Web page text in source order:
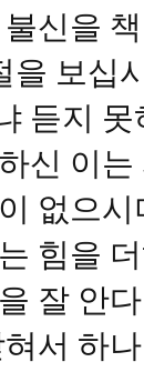
신을
을 보십
듣지
신 이
없으
힘을
잘 안
혀서 하